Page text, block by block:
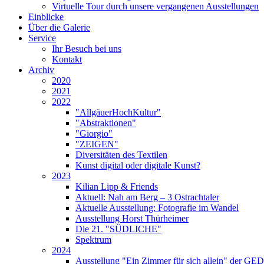
Virtuelle Tour durch unsere vergangenen Ausstellungen
Einblicke
Über die Galerie
Service
Ihr Besuch bei uns
Kontakt
Archiv
2020
2021
2022
"AllgäuerHochKultur"
"Abstraktionen"
"Giorgio"
"ZEIGEN"
Diversitäten des Textilen
Kunst digital oder digitale Kunst?
2023
Kilian Lipp & Friends
Aktuell: Nah am Berg – 3 Ostrachtaler
Aktuelle Ausstellung: Fotografie im Wandel
Ausstellung Horst Thürheimer
Die 21. "SÜDLICHE"
Spektrum
2024
Ausstellung "Ein Zimmer für sich allein" der